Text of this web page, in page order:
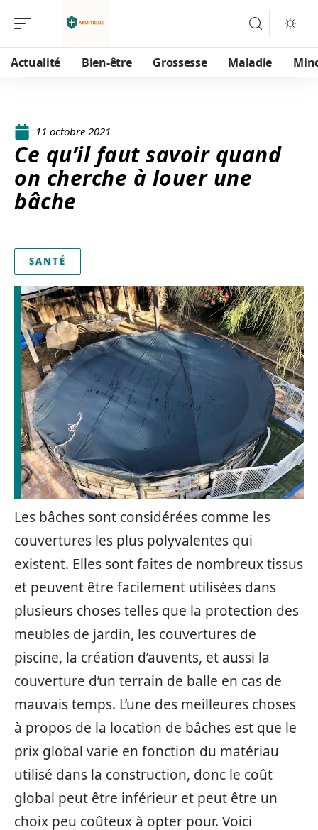
Actualité Bien-être Grossesse Maladie
11 octobre 2021
Ce qu’il faut savoir quand
on cherche à louer une
bâche
SANTÉ
Les bâches sont considérées comme les
couvertures les plus polyvalentes qui
existent. Elles sont faites de nombreux tissus
et peuvent être facilement utilisées dans
plusieurs choses telles que la protection des
meubles de jardin, les couvertures de
piscine, la création d’auvents, et aussi la
couverture d’un terrain de balle en cas de
mauvais temps. L’une des meilleures choses
à propos de la location de bâches est que le
prix global varie en fonction du matériau
utilisé dans la construction, donc le coût
global peut être inférieur et peut être un
choix peu coûteux à opter pour. Voici